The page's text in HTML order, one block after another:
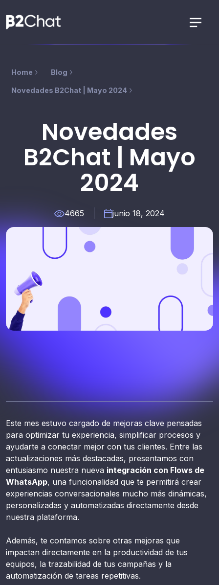
Home Blog
Novedades B2Chat | Mayo 2024
Novedades
B2Chat | Mayo
2024
4665 junio 18, 2024
Este mes estuvo cargado de mejoras clave pensadas
para optimizar tu experiencia, simplificar procesos y
ayudarte a conectar mejor con tus clientes. Entre las
actualizaciones más destacadas, presentamos con
entusiasmo nuestra nueva integración con Flows de
WhatsApp, una funcionalidad que te permitirá crear
experiencias conversacionales mucho más dinámicas,
personalizadas y automatizadas directamente desde
nuestra plataforma.
Además, te contamos sobre otras mejoras que
impactan directamente en la productividad de tus
equipos, la trazabilidad de tus campañas y la
automatización de tareas repetitivas.